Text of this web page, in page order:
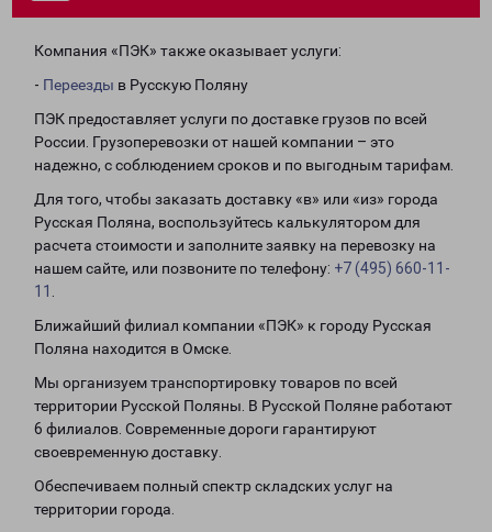
Компания «ПЭК» также оказывает услуги:
- Переезды в Русскую Поляну
ПЭК предоставляет услуги по доставке грузов по всей
России. Грузоперевозки от нашей компании – это
надежно, с соблюдением сроков и по выгодным тарифам.
Для того, чтобы заказать доставку «в» или «из» города
Русская Поляна, воспользуйтесь калькулятором для
расчета стоимости и заполните заявку на перевозку на
нашем сайте, или позвоните по телефону: +7 (495) 660-11-
11
Ближайший филиал компании «ПЭК» к городу Русская
Поляна находится в Омске.
Мы организуем транспортировку товаров по всей
территории Русской Поляны. В Русской Поляне работают
6 филиалов. Современные дороги гарантируют
своевременную доставку.
Обеспечиваем полный спектр складских услуг на
территории города.